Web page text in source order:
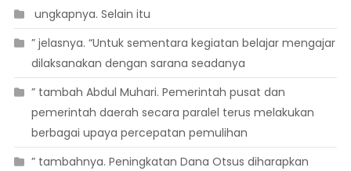
 ungkapnya. Selain itu
” jelasnya. “Untuk sementara kegiatan belajar mengajar
dilaksanakan dengan sarana seadanya
” tambah Abdul Muhari. Pemerintah pusat dan
pemerintah daerah secara paralel terus melakukan
berbagai upaya percepatan pemulihan
” tambahnya. Peningkatan Dana Otsus diharapkan